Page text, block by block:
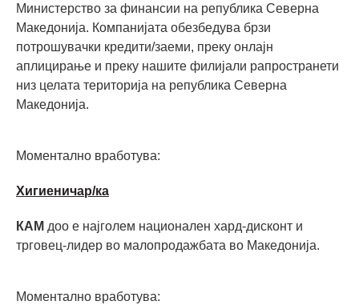
Министерство за финансии на република Северна
Македонија. Компанијата обезбедува брзи
потрошувачки кредити/заеми, преку онлајн
аплицирање и преку нашите филијали рапространети
низ целата територија на република Северна
Македонија.
Моментално вработува:
Хигиеничар/ка
КАМ доо е најголем национален хард-дисконт и
трговец-лидер во малопродажбата во Македонија.
Моментално вработува: